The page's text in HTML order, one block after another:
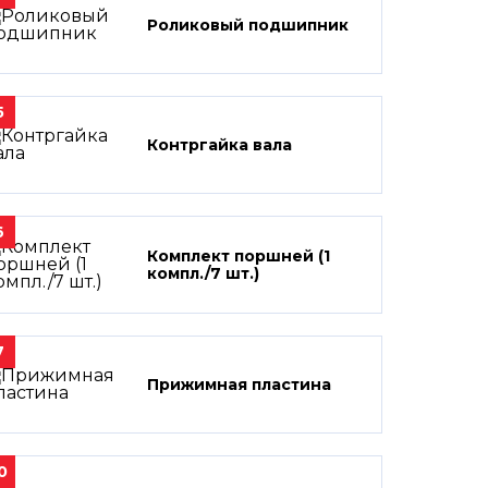
Роликовый подшипник
Контргайка вала
Комплект поршней (1
компл./7 шт.)
Прижимная пластина